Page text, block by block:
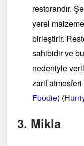
restorandır.
yerel
birleştirir.
sahibidir ve
nedeniyle
zarif
Foodie) (
3. Mikla